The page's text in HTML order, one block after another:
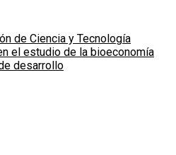
de Ciencia y Tecnología
el estudio de la bioeconomía
desarrollo